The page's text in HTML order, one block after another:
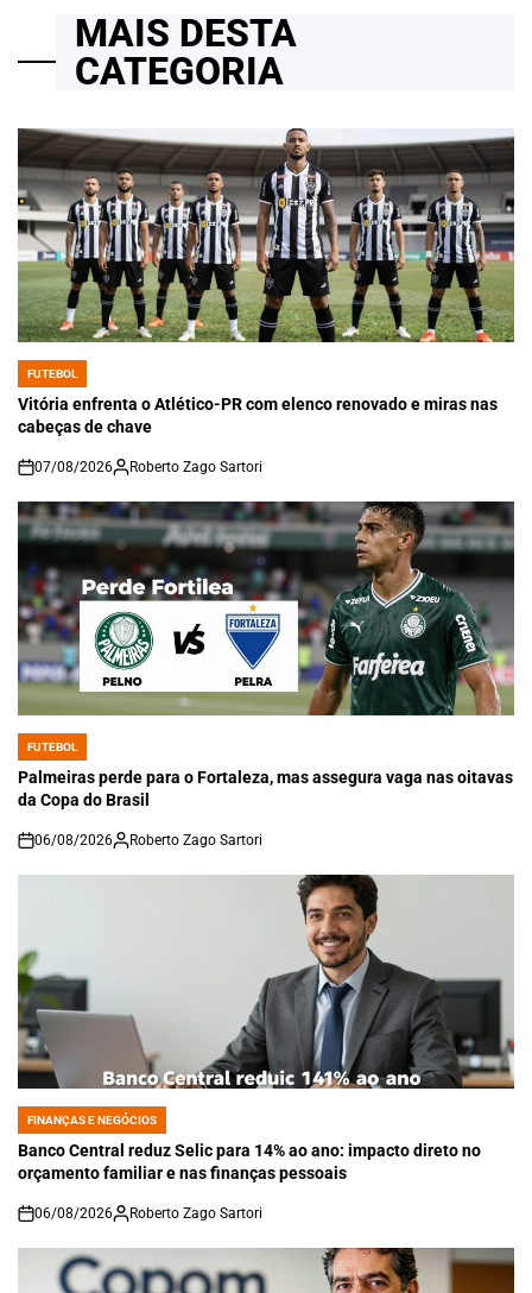
MAIS DESTA
CATEGORIA
POSTED
IN
FUTEBOL
Vitória enfrenta o Atlético-PR com elenco renovado e miras nas
cabeças de chave
on
07/08/2026 Roberto Zago Sartori
POSTED
IN
FUTEBOL
Palmeiras perde para o Fortaleza, mas assegura vaga nas oitavas
da Copa do Brasil
on
06/08/2026 Roberto Zago Sartori
POSTED
IN
FINANÇAS E NEGÓCIOS
Banco Central reduz Selic para 14% ao ano: impacto direto no
orçamento familiar e nas finanças pessoais
on
06/08/2026 Roberto Zago Sartori